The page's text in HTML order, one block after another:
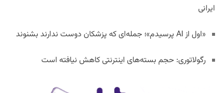
ایرانی
«اول از AI پرسیدم»؛ جمله‌ای که پزشکان دوست ندارند بشنوند
رگولاتوری: حجم بسته‌های اینترنتی کاهش نیافته است